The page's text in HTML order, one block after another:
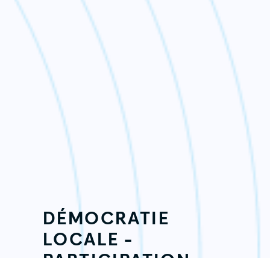
DÉMOCRATIE
LOCALE -